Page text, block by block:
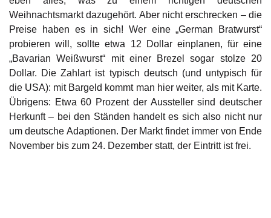
Weihnachtsmarkt dazugehört. Aber nicht erschrecken – die
Preise haben es in sich! Wer eine „German Bratwurst“
probieren will, sollte etwa 12 Dollar einplanen, für eine
„Bavarian Weißwurst“ mit einer Brezel sogar stolze 20
Dollar. Die Zahlart ist typisch deutsch (und untypisch für
die USA): mit Bargeld kommt man hier weiter, als mit Karte.
Übrigens: Etwa 60 Prozent der Aussteller sind deutscher
Herkunft – bei den Ständen handelt es sich also nicht nur
um deutsche Adaptionen. Der Markt findet immer von Ende
November bis zum 24. Dezember statt, der Eintritt ist frei.